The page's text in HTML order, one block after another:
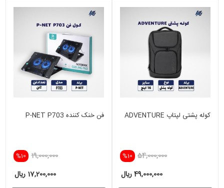
کوله پشتی لپتاپ ADVENTURE
%10 54,000,000
49,000,000 ریال
فن خنک کننده P-NET P703
%10 19,000,000
17,200,000 ریال